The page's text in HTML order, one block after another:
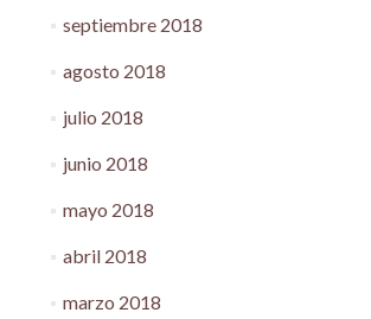
septiembre 2018
agosto 2018
julio 2018
junio 2018
mayo 2018
abril 2018
marzo 2018